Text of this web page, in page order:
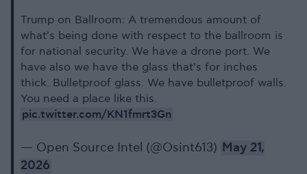
Trump on Ballroom: A tremendous amount of
what's being done with respect to the ballroom is
for national security. We have a drone port. We
have also we have the glass that's for inches
thick. Bulletproof glass. We have bulletproof walls.
You need a place like this.
pic.twitter.com/KN1fmrt3Gn
— Open Source Intel (@Osint613) May 21,
2026